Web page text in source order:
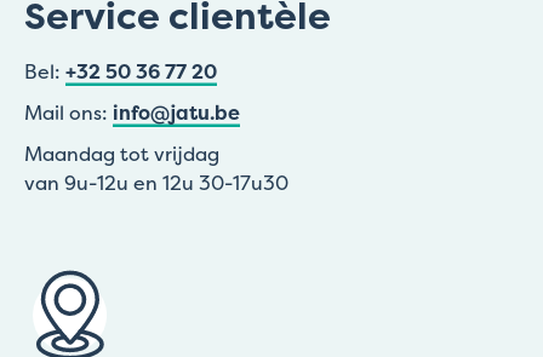
Service clientèle
Bel: +32 50 36 77 20
Mail ons: info@jatu.be
Maandag tot vrijdag
van 9u-12u en 12u 30-17u30